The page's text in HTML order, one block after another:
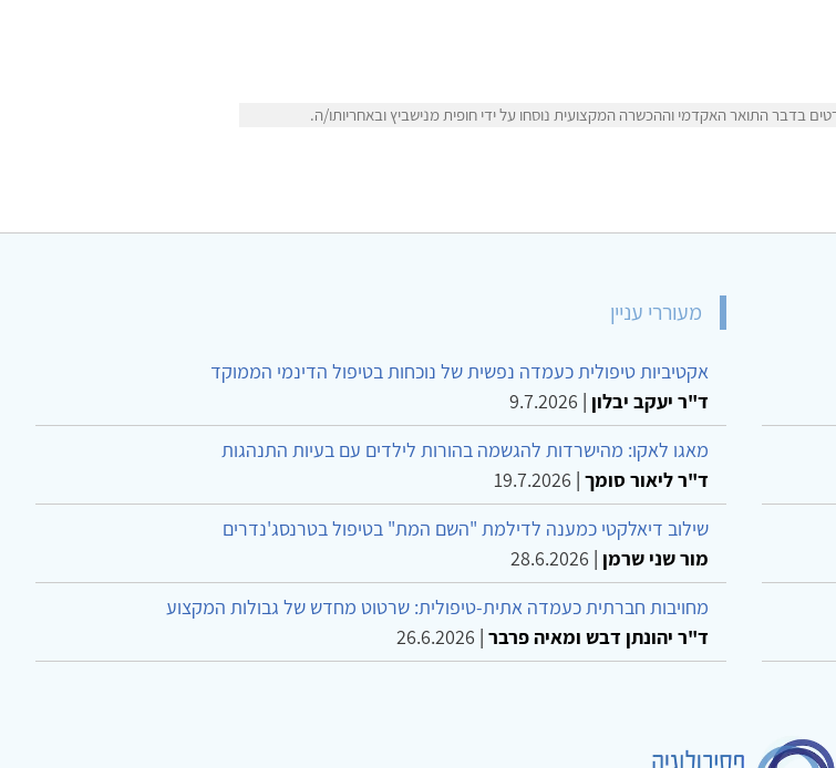
בדבר התואר האקדמי וההכשרה המקצועית נוסחו על ידי חופית מנישביץ ובאחריותו/ה.
מעוררי עניין
אקטיביות טיפולית כעמדה נפשית של נוכחות בטיפול הדינמי הממוקד
ד"ר יעקב יבלון |
9.7.2026
מאגו לאקו: מהישרדות להגשמה בהורות לילדים עם בעיות התנהגות
ד"ר ליאור סומך |
19.7.2026
שילוב דיאלקטי כמענה לדילמת "השם המת" בטיפול בטרנסג'נדרים
מור שני שרמן |
28.6.2026
מחויבות חברתית כעמדה אתית-טיפולית: שרטוט מחדש של גבולות המקצוע
ד"ר יהונתן דבש ומאיה פרבר |
26.6.2026